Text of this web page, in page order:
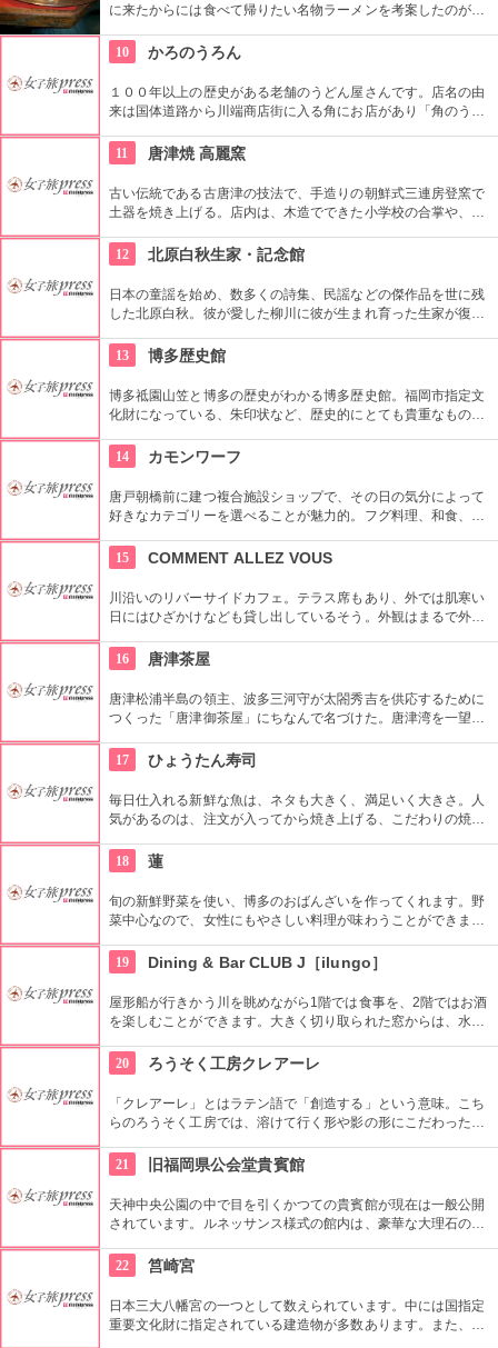
に来たからには食べて帰りたい名物ラーメンを考案したのがこ
10
かろのうろん
１００年以上の歴史がある老舗のうどん屋さんです。店名の由
来は国体道路から川端商店街に入る角にお店があり「角のうど
ったとのこと。上品な風味の羅臼昆布のだしが特徴で、もっち
りな麺とよくあいます
11 唐津焼 高麗窯
古い伝統である古唐津の技法で、手造りの朝鮮式三連房登窯で
土器を焼き上げる。店内は、木造でできた小学校の合掌や、電
催していて、シンプルで普段から使用できる唐津焼に取り組ん
でいる。
12 北原白秋生家・記念館
日本の童謡を始め、数多くの詩集、民謡などの傑作品を世に残
した北原白秋。彼が愛した柳川に彼が生まれ育った生家が復元
念館には、白秋の遺品や詩集などが数多く展示されています。
13 博多歴史館
博多祗園山笠と博多の歴史がわかる博多歴史館。福岡市指定文
化財になっている、朱印状など、歴史的にとても貴重なものも
円 小・中学生：150円 と気軽に入れる価格となってます。
14 カモンワーフ
唐戸朝橋前に建つ複合施設ショップで、その日の気分によって
好きなカテゴリーを選べることが魅力的。フグ料理、和食、寿
る・1人でも利用しやすいなど。また、下関名菓やご当地キャ
ラクターグッズなどを扱うショップもある。
15 COMMENT ALLEZ VOUS
川沿いのリバーサイドカフェ。テラス席もあり、外では肌寒い
日にはひざかけなども貸し出しているそう。外観はまるで外国
ュな内装に仕上がっている。食事はもちろん、おいしいスイー
ツが充実しており、川沿いのロケーションを堪能できそうで
す。
16 唐津茶屋
唐津松浦半島の領主、波多三河守が太閤秀吉を供応するために
つくった「唐津御茶屋」にちなんで名づけた。唐津湾を一望す
泳いでいて新鮮で美味しいと定評がある。2人以上の小グルー
プ日帰りプランでは3時間まで室料無料でゆっくりと過ごすこ
とができ、薬湯「太閤の湯」の入浴も無料となっている。
17 ひょうたん寿司
毎日仕入れる新鮮な魚は、ネタも大きく、満足いく大きさ。人
気があるのは、注文が入ってから焼き上げる、こだわりの焼き
くし」には海の香りただよう、アラ汁つきで2850円とお得な価
格。
18 蓮
旬の新鮮野菜を使い、博多のおばんざいを作ってくれます。野
菜中心なので、女性にもやさしい料理が味わうことができま
べても、美味しい料理を堪能してください。
19 Dining & Bar CLUB J［ilungo］
屋形船が行きかう川を眺めながら1階では食事を、2階ではお酒
を楽しむことができます。大きく切り取られた窓からは、水面
映画にも登場したカクテル、コスモポリタンがオススメ。
20 ろうそく工房クレアーレ
「クレアーレ」とはラテン語で「創造する」という意味。こち
らのろうそく工房では、溶けて行く形や影の形にこだわったろ
ができるろうそくや、二見が浦の夕日をモチーフにしたものな
ど。お気に入りを持ち帰って、灯りをともす時間を楽しんで。
21 旧福岡県公会堂貴賓館
天神中央公園の中で目を引くかつての貴賓館が現在は一般公開
されています。ルネッサンス様式の館内は、豪華な大理石の暖
るだけで豪華な気分にさせてくれます。
22 筥崎宮
日本三大八幡宮の一つとして数えられています。中には国指定
重要文化財に指定されている建造物が多数あります。また、四